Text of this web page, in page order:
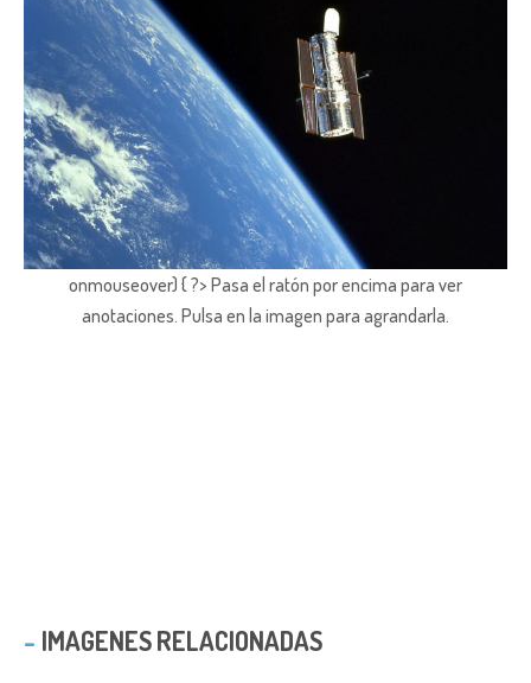
onmouseover) { ?> Pasa el ratón por encima para ver
anotaciones. Pulsa en la imagen para agrandarla.
IMAGENES RELACIONADAS